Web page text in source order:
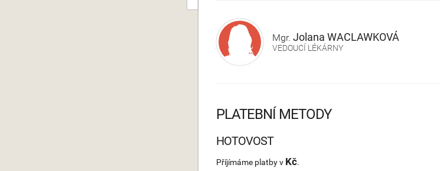
Mgr. Jolana WACLAWKOVÁ
VEDOUCÍ LÉKÁRNY
PLATEBNÍ METODY
HOTOVOST
Příjímáme platby v Kč.